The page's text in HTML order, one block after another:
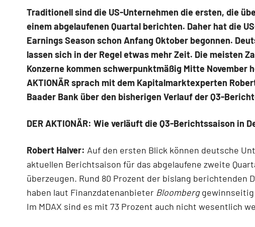
Traditionell sind die US-Unternehmen die ersten, die
einem abgelaufenen Quartal berichten. Daher hat die
Earnings Season schon Anfang Oktober begonnen.
lassen sich in der Regel etwas mehr Zeit. Die meisten
Konzerne kommen schwerpunktmäßig Mitte November
AKTIONÄR sprach mit dem Kapitalmarktexperten
Baader Bank über den bisherigen Verlauf der Q3-
DER AKTIONÄR: Wie verläuft die Q3-Berichtssaison in
Robert Halver: Auf den ersten Blick können deutsche
aktuellen Berichtsaison für das abgelaufene zweite
überzeugen. Rund 80 Prozent der bislang berichtenden
haben laut Finanzdatenanbieter Bloomberg
Im MDAX sind es mit 73 Prozent auch nicht wesentlich